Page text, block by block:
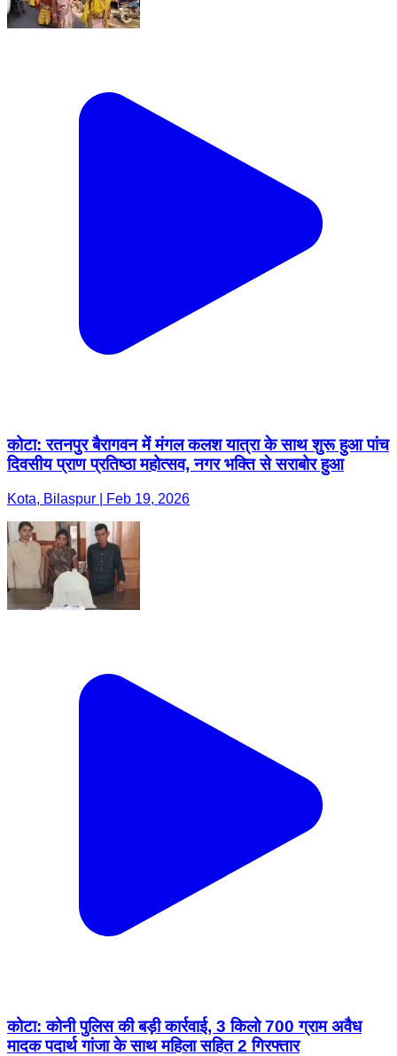
कोटा: रतनपुर बैरागवन में मंगल कलश यात्रा के साथ शुरू हुआ पांच
दिवसीय प्राण प्रतिष्ठा महोत्सव, नगर भक्ति से सराबोर हुआ
Kota, Bilaspur | Feb 19, 2026
कोटा: कोनी पुलिस की बड़ी कार्रवाई, 3 किलो 700 ग्राम अवैध
मादक पदार्थ गांजा के साथ महिला सहित 2 गिरफ्तार